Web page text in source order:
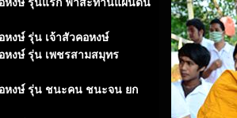
หงษ์ รุ่นแรก ฟ้าสะท้านแผ่นดิน
งษ์ รุ่น เจ้าสัวคอหงษ์
หงษ์ รุ่น เพชรสามสมุทร
หงษ์ รุ่น ชนะคน ชนะจน ยก